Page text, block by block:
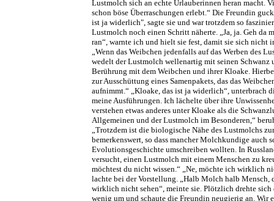
Lustmolch sich an echte Urlauberinnen heran macht.
schon böse Überraschungen erlebt.“ Die Freundin
ist ja widerlich", sagte sie und war trotzdem so
Lustmolch noch einen Schritt näherte. „Ja, ja. Geh da
ran“, warnte ich und hielt sie fest, damit sie sich nicht
„Wenn das Weibchen jedenfalls auf das Werben des
wedelt der Lustmolch wellenartig mit seinen Schwanz
Berührung mit dem Weibchen und ihrer Kloake.
zur Ausschüttung eines Samenpakets, das das
aufnimmt.“ „Kloake, das ist ja widerlich“, unterbrach
meine Ausführungen. Ich lächelte über ihre
verstehen etwas anderes unter Kloake als die
Allgemeinen und der Lustmolch im Besonderen,“
„Trotzdem ist die biologische Nähe des Lustmolchs
bemerkenswert, so dass mancher Molchkundige auch
Evolutionsgeschichte umschreiben wollten. In
versucht, einen Lustmolch mit einem Menschen zu
möchtest du nicht wissen.“ „Ne, möchte ich wirklich
lachte bei der Vorstellung. „Halb Molch halb Mensch,
wirklich nicht sehen“, meinte sie. Plötzlich drehte
wenig um und schaute die Freundin neugierig an. Wir